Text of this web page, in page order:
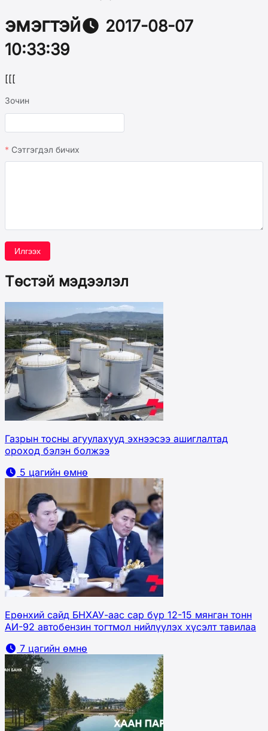
эмэгтэй
2017-08-07
10:33:39
[[[
Зочин
Сэтгэгдэл бичих
Илгээх
Төстэй мэдээлэл
Газрын тосны агуулахууд эхнээсээ ашиглалтад
ороход бэлэн болжээ
5 цагийн өмнө
Ерөнхий сайд БНХАУ-аас сар бүр 12-15 мянган тонн
АИ-92 автобензин тогтмол нийлүүлэх хүсэлт тавилаа
7 цагийн өмнө